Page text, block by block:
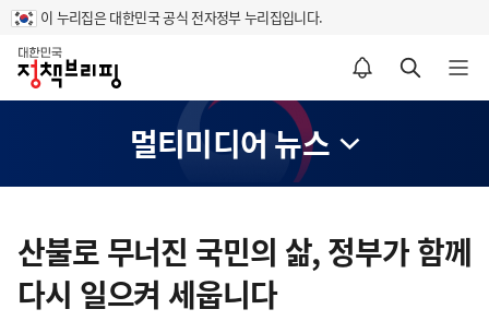
이 누리집은 대한민국 공식 전자정부 누리집입니다.
홈
알림설정 바로가기 검색 바로가기 메뉴 열기
멀티미디어 뉴스
츠
영
산불로 무너진 국민의 삶, 정부가 함께
다시 일으켜 세웁니다